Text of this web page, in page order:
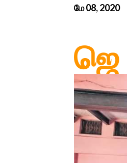
மே 08, 2020
ஜெ